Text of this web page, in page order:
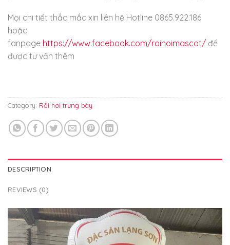
Mọi chi tiết thắc mắc xin liên hệ Hotline 0865.922.186
hoặc
fanpage https://www.facebook.com/roihoimascot/ để
được tư vấn thêm
Category: Rối hơi trưng bày
DESCRIPTION
REVIEWS (0)